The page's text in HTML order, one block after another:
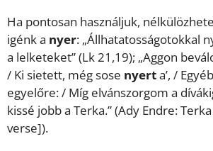
Ha pontosan használjuk,
igénk a nyer: „Állhatatosságotokkal
a lelketeket” (Lk 21,19); „Aggon
/ Ki sietett, még sose nyerta’, /
egyelőre: / Míg elvánszorgom a
kissé jobb a Terka.” (Ady Endre:
verse]).